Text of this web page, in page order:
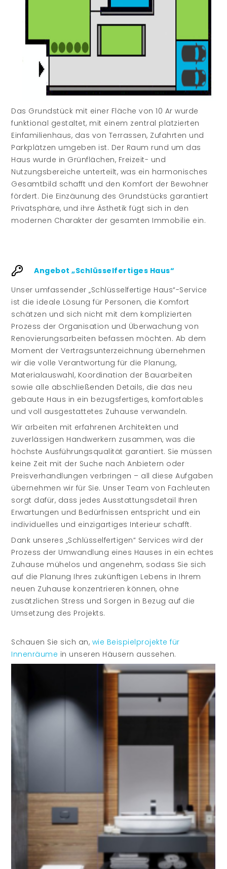
Das Grundstück mit einer Fläche von 10 Ar wurde
funktional gestaltet, mit einem zentral platzierten
Einfamilienhaus, das von Terrassen, Zufahrten und
Parkplätzen umgeben ist. Der Raum rund um das
Haus wurde in Grünflächen, Freizeit- und
Nutzungsbereiche unterteilt, was ein harmonisches
Gesamtbild schafft und den Komfort der Bewohner
fördert. Die Einzäunung des Grundstücks garantiert
Privatsphäre, und ihre Ästhetik fügt sich in den
modernen Charakter der gesamten Immobilie ein.
Angebot „Schlüsselfertiges Haus“
Unser umfassender „Schlüsselfertige Haus“-Service
ist die ideale Lösung für Personen, die Komfort
schätzen und sich nicht mit dem komplizierten
Prozess der Organisation und Überwachung von
Renovierungsarbeiten befassen möchten. Ab dem
Moment der Vertragsunterzeichnung übernehmen
wir die volle Verantwortung für die Planung,
Materialauswahl, Koordination der Bauarbeiten
sowie alle abschließenden Details, die das neu
gebaute Haus in ein bezugsfertiges, komfortables
und voll ausgestattetes Zuhause verwandeln.
Wir arbeiten mit erfahrenen Architekten und
zuverlässigen Handwerkern zusammen, was die
höchste Ausführungsqualität garantiert. Sie müssen
keine Zeit mit der Suche nach Anbietern oder
Preisverhandlungen verbringen – all diese Aufgaben
übernehmen wir für Sie. Unser Team von Fachleuten
sorgt dafür, dass jedes Ausstattungsdetail Ihren
Erwartungen und Bedürfnissen entspricht und ein
individuelles und einzigartiges Interieur schafft.
Dank unseres „Schlüsselfertigen“ Services wird der
Prozess der Umwandlung eines Hauses in ein echtes
Zuhause mühelos und angenehm, sodass Sie sich
auf die Planung Ihres zukünftigen Lebens in Ihrem
neuen Zuhause konzentrieren können, ohne
zusätzlichen Stress und Sorgen in Bezug auf die
Umsetzung des Projekts.
Schauen Sie sich an, wie Beispielprojekte für
Innenräume in unseren Häusern aussehen.